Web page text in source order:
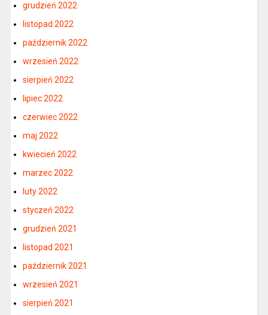
grudzień 2022
listopad 2022
październik 2022
wrzesień 2022
sierpień 2022
lipiec 2022
czerwiec 2022
maj 2022
kwiecień 2022
marzec 2022
luty 2022
styczeń 2022
grudzień 2021
listopad 2021
październik 2021
wrzesień 2021
sierpień 2021